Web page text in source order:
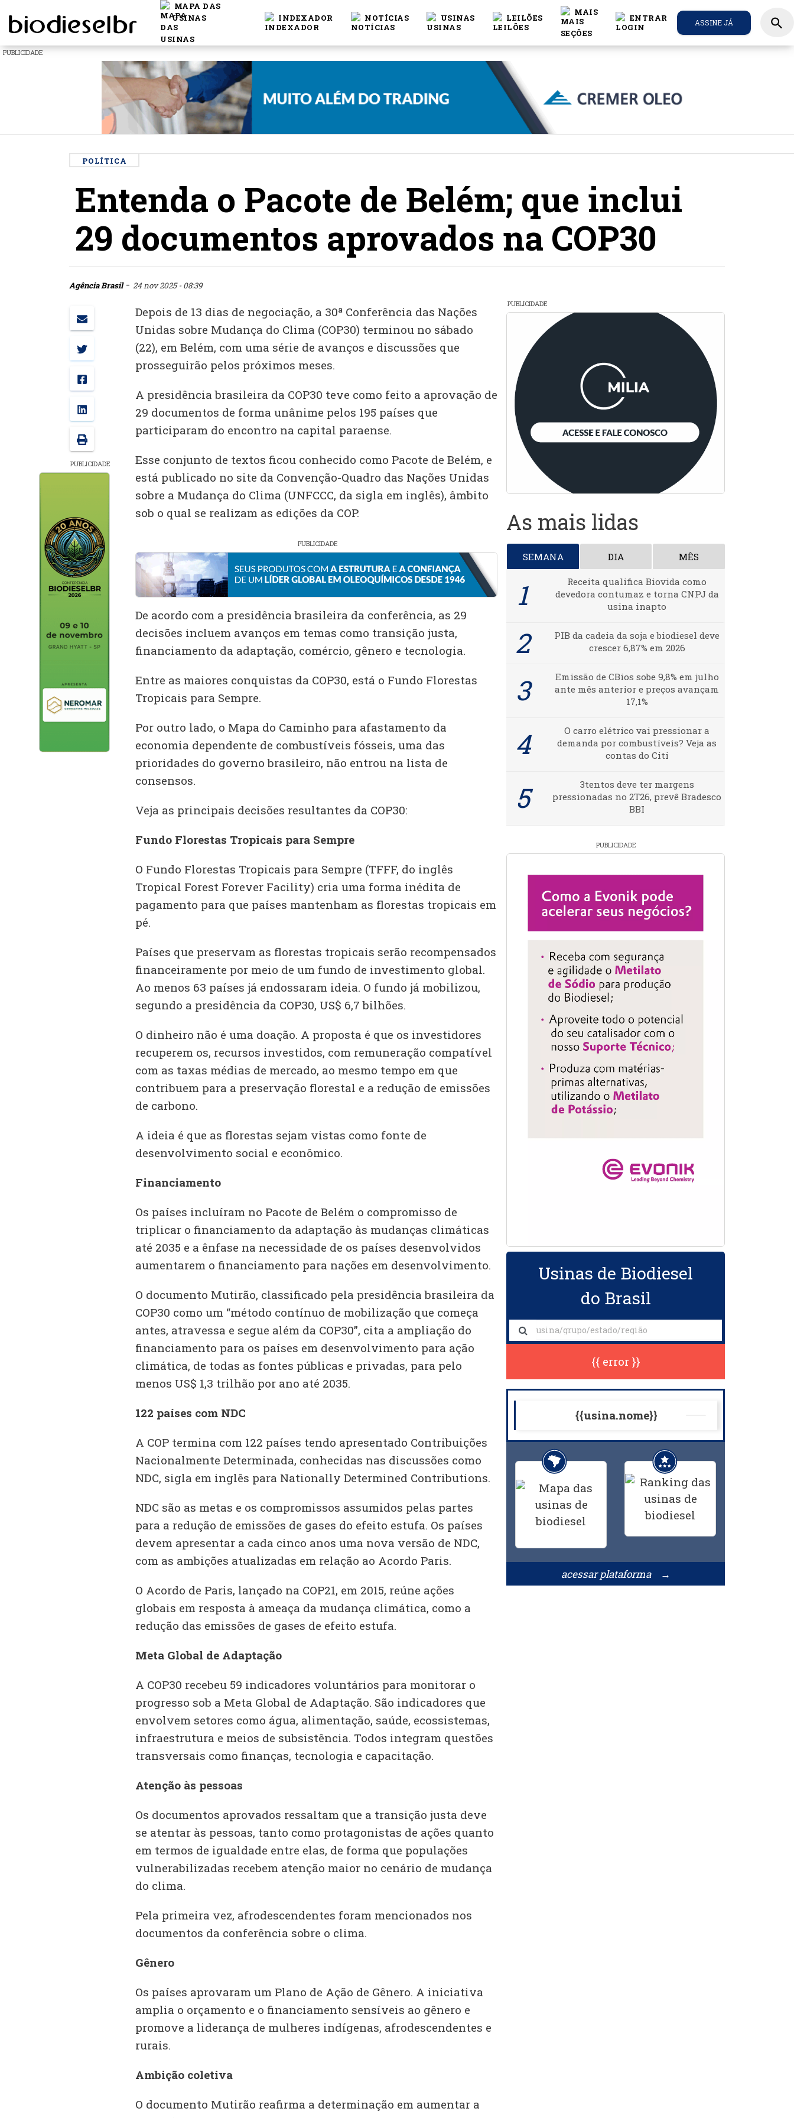
MAPA DAS
USINAS
INDEXADOR NOTÍCIAS USINAS LEILÕES
MAIS
ENTRAR ASSINE JÁ search
PUBLICIDADE
POLÍTICA
Entenda o Pacote de Belém; que inclui
29 documentos aprovados na COP30
Agência Brasil- 24 nov 2025 - 08:39
PUBLICIDADE
Depois de 13 dias de negociação, a 30ª Conferência das Nações
Unidas sobre Mudança do Clima (COP30) terminou no sábado
(22), em Belém, com uma série de avanços e discussões que
prosseguirão pelos próximos meses.
A presidência brasileira da COP30 teve como feito a aprovação de
29 documentos de forma unânime pelos 195 países que
participaram do encontro na capital paraense.
Esse conjunto de textos ficou conhecido como Pacote de Belém, e
está publicado no site da Convenção-Quadro das Nações Unidas
sobre a Mudança do Clima (UNFCCC, da sigla em inglês), âmbito
sob o qual se realizam as edições da COP.
PUBLICIDADE
De acordo com a presidência brasileira da conferência, as 29
decisões incluem avanços em temas como transição justa,
financiamento da adaptação, comércio, gênero e tecnologia.
Entre as maiores conquistas da COP30, está o Fundo Florestas
Tropicais para Sempre.
Por outro lado, o Mapa do Caminho para afastamento da
economia dependente de combustíveis fósseis, uma das
prioridades do governo brasileiro, não entrou na lista de
consensos.
Veja as principais decisões resultantes da COP30:
Fundo Florestas Tropicais para Sempre
O Fundo Florestas Tropicais para Sempre (TFFF, do inglês
Tropical Forest Forever Facility) cria uma forma inédita de
pagamento para que países mantenham as florestas tropicais em
pé.
Países que preservam as florestas tropicais serão recompensados
financeiramente por meio de um fundo de investimento global.
Ao menos 63 países já endossaram ideia. O fundo já mobilizou,
segundo a presidência da COP30, US$ 6,7 bilhões.
O dinheiro não é uma doação. A proposta é que os investidores
recuperem os, recursos investidos, com remuneração compatível
com as taxas médias de mercado, ao mesmo tempo em que
contribuem para a preservação florestal e a redução de emissões
de carbono.
A ideia é que as florestas sejam vistas como fonte de
desenvolvimento social e econômico.
Financiamento
Os países incluíram no Pacote de Belém o compromisso de
triplicar o financiamento da adaptação às mudanças climáticas
até 2035 e a ênfase na necessidade de os países desenvolvidos
aumentarem o financiamento para nações em desenvolvimento.
O documento Mutirão, classificado pela presidência brasileira da
COP30 como um “método contínuo de mobilização que começa
antes, atravessa e segue além da COP30”, cita a ampliação do
financiamento para os países em desenvolvimento para ação
climática, de todas as fontes públicas e privadas, para pelo
menos US$ 1,3 trilhão por ano até 2035.
122 países com NDC
A COP termina com 122 países tendo apresentado Contribuições
Nacionalmente Determinada, conhecidas nas discussões como
NDC, sigla em inglês para Nationally Determined Contributions.
NDC são as metas e os compromissos assumidos pelas partes
para a redução de emissões de gases do efeito estufa. Os países
devem apresentar a cada cinco anos uma nova versão de NDC,
com as ambições atualizadas em relação ao Acordo Paris.
O Acordo de Paris, lançado na COP21, em 2015, reúne ações
globais em resposta à ameaça da mudança climática, como a
redução das emissões de gases de efeito estufa.
Meta Global de Adaptação
A COP30 recebeu 59 indicadores voluntários para monitorar o
progresso sob a Meta Global de Adaptação. São indicadores que
envolvem setores como água, alimentação, saúde, ecossistemas,
infraestrutura e meios de subsistência. Todos integram questões
transversais como finanças, tecnologia e capacitação.
Atenção às pessoas
Os documentos aprovados ressaltam que a transição justa deve
se atentar às pessoas, tanto como protagonistas de ações quanto
em termos de igualdade entre elas, de forma que populações
vulnerabilizadas recebem atenção maior no cenário de mudança
do clima.
Pela primeira vez, afrodescendentes foram mencionados nos
documentos da conferência sobre o clima.
Gênero
Os países aprovaram um Plano de Ação de Gênero. A iniciativa
amplia o orçamento e o financiamento sensíveis ao gênero e
promove a liderança de mulheres indígenas, afrodescendentes e
rurais.
Ambição coletiva
O documento Mutirão reafirma a determinação em aumentar a
PUBLICIDADE
As mais lidas
SEMANA DIA MÊS
Receita qualifica Biovida como
devedora contumaz e torna CNPJ da
usina inapto
PIB da cadeia da soja e biodiesel deve
crescer 6,87% em 2026
Emissão de CBios sobe 9,8% em julho
ante mês anterior e preços avançam
17,1%
O carro elétrico vai pressionar a
demanda por combustíveis? Veja as
contas do Citi
3tentos deve ter margens
pressionadas no 2T26, prevê Bradesco
BBI
PUBLICIDADE
Usinas de Biodiesel
do Brasil
{{ error }}
{{usina.nome}}
acessar plataforma →